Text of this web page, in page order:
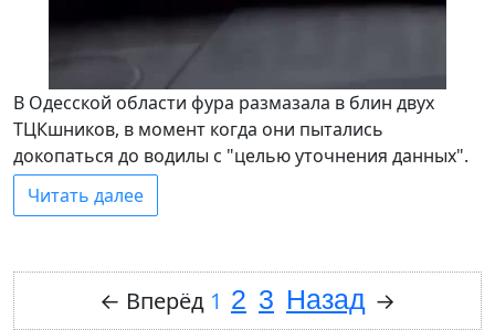
В Одесской области фура размазала в блин двух
ТЦКшников, в момент когда они пытались
докопаться до водилы с "целью уточнения данных".
Читать далее
← Вперёд 1 2 3 Назад →